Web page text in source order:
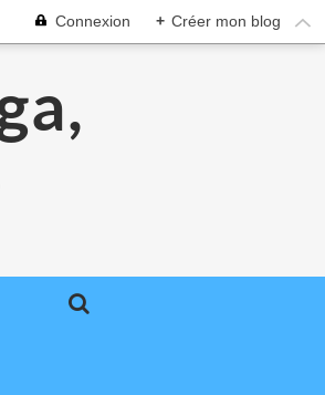
Connexion + Créer mon blog